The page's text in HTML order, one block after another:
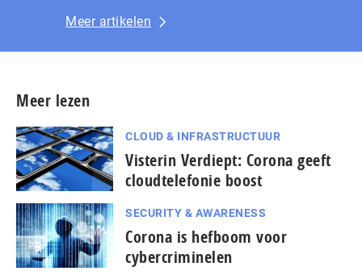
Meer artikelen
Meer lezen
CLOUD & INFRASTRUCTUUR
Visterin Verdiept: Corona geeft
cloudtelefonie boost
SECURITY & AWARENESS
Corona is hefboom voor
cybercriminelen